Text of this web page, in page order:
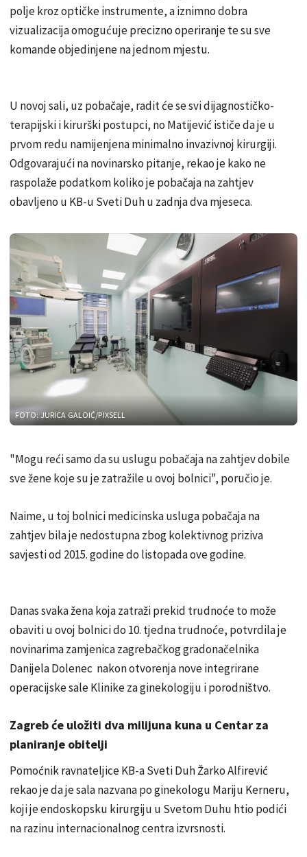
polje kroz optičke instrumente, a iznimno dobra
vizualizacija omogućuje precizno operiranje te su sve
komande objedinjene na jednom mjestu.
U novoj sali, uz pobačaje, radit će se svi dijagnostičko-
terapijski i kirurški postupci, no Matijević ističe da je u
prvom redu namijenjena minimalno invazivnoj kirurgiji.
Odgovarajući na novinarsko pitanje, rekao je kako ne
raspolaže podatkom koliko je pobačaja na zahtjev
obavljeno u KB-u Sveti Duh u zadnja dva mjeseca.
FOTO: JURICA GALOIĆ/PIXSELL
"Mogu reći samo da su uslugu pobačaja na zahtjev dobile
sve žene koje su je zatražile u ovoj bolnici", poručio je.
Naime, u toj bolnici medicinska usluga pobačaja na
zahtjev bila je nedostupna zbog kolektivnog priziva
savjesti od 2015. godine do listopada ove godine.
Danas svaka žena koja zatraži prekid trudnoće to može
obaviti u ovoj bolnici do 10. tjedna trudnoće, potvrdila je
novinarima zamjenica zagrebačkog gradonačelnika
Danijela Dolenec nakon otvorenja nove integrirane
operacijske sale Klinike za ginekologiju i porodništvo.
Zagreb će uložiti dva milijuna kuna u Centar za
planiranje obitelji
Pomoćnik ravnateljice KB-a Sveti Duh Žarko Alfirević
rekao je da je sala nazvana po ginekologu Mariju Kerneru,
koji je endoskopsku kirurgiju u Svetom Duhu htio podići
na razinu internacionalnog centra izvrsnosti.